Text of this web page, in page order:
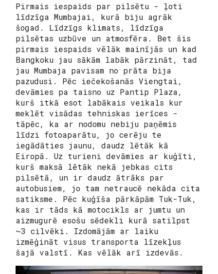
Pirmais iespaids par pilsētu - ļoti
līdzīga Mumbajai, kurā biju agrāk
šogad. Līdzīgs klimats, līdzīga
pilsētas uzbūve un atmosfēra. Bet šis
pirmais iespaids vēlāk mainījās un kad
Bangkoku jau sākām labāk pārzināt, tad
jau Mumbaja pavisam no prāta bija
pazudusi. Pēc iečekošanās Viengtai,
devāmies pa taisno uz Pantip Plaza,
kurš itkā esot labākais veikals kur
meklēt visādas tehniskas ierīces -
tāpēc, ka ar nodomu nebiju paņēmis
līdzi fotoaparātu, jo cerēju te
iegādāties jaunu, daudz lētāk kā
Eiropā. Uz turieni devāmies ar kuģīti,
kurš maksā lētāk nekā jebkas cits
pilsētā, un ir daudz ātrāks par
autobusiem, jo tam netraucē nekāda cita
satiksme. Pēc kuģīša pārkāpām Tuk-Tuk,
kas ir tāds kā motocikls ar jumtu un
aizmugurē esošu sēdekli kurā satilpst
~3 cilvēki. Izdomājām ar laiku
izmēģināt visus transporta līzekļus
šajā valstī. Kas vēlāk arī izdevās.